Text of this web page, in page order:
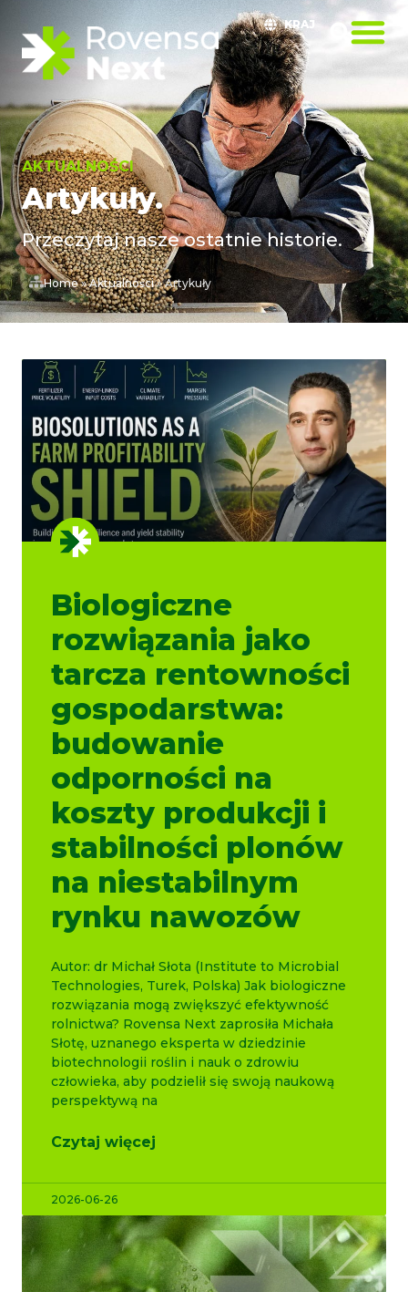
KRAJ
AKTUALNOŚCI
Artykuły.
Przeczytaj nasze ostatnie historie.
Home»Aktualności»Artykuły
Biologiczne
rozwiązania jako
tarcza rentowności
gospodarstwa:
budowanie
odporności na
koszty produkcji i
stabilności plonów
na niestabilnym
rynku nawozów
Autor: dr Michał Słota (Institute to Microbial
Technologies, Turek, Polska) Jak biologiczne
rozwiązania mogą zwiększyć efektywność
rolnictwa? Rovensa Next zaprosiła Michała
Słotę, uznanego eksperta w dziedzinie
biotechnologii roślin i nauk o zdrowiu
człowieka, aby podzielił się swoją naukową
perspektywą na
Czytaj więcej
2026-06-26